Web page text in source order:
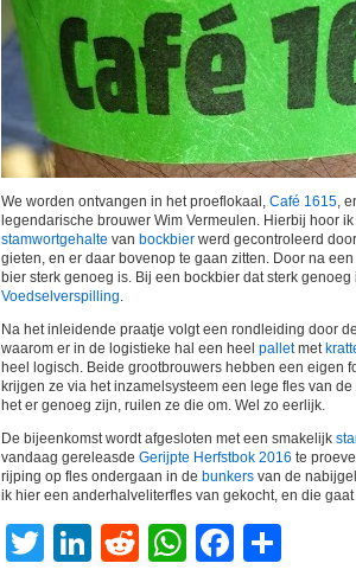
We worden ontvangen in het proeflokaal, Café 1615,
legendarische brouwer Wim Vermeulen. Hierbij hoor
stamwortgehalte van bockbier werd gecontroleerd
gieten, en er daar bovenop te gaan zitten. Door na
bier sterk genoeg is. Bij een bockbier dat sterk
Voedselverspilling.
Na het inleidende praatje volgt een rondleiding door
waarom er in de logistieke hal een heel palletmet
heel logisch. Beide grootbrouwers hebben een eigen
krijgen ze via het inzamelsysteem een lege fles van
het er genoeg zijn, ruilen ze die om. Wel zo eerlijk.
De bijeenkomst wordt afgesloten met een smakelijk
vandaag gereleasde Gerijpte Herfstbok 2016 te
rijping op fles ondergaan in de bunkers van de
ik hier een anderhalveliterfles van gekocht, en die
Twitter
LinkedIn
RedditWhatsApp